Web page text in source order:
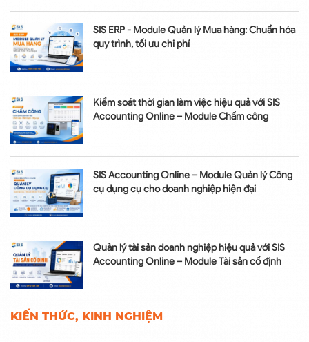
SIS ERP - Module Quản lý Mua hàng: Chuẩn hóa
quy trình, tối ưu chi phí
Kiểm soát thời gian làm việc hiệu quả với SIS
Accounting Online – Module Chấm công
SIS Accounting Online – Module Quản lý Công
cụ dụng cụ cho doanh nghiệp hiện đại
Quản lý tài sản doanh nghiệp hiệu quả với SIS
Accounting Online – Module Tài sản cố định
KIẾN THỨC, KINH NGHIỆM